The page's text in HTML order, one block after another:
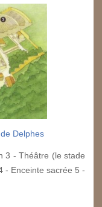
Delphes
3 - Théâtre (le stade
- Enceinte sacrée 5 -